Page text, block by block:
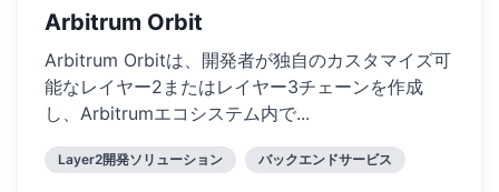
Arbitrum Orbit
Arbitrum Orbitは、開発者が独自のカスタマイズ可
能なレイヤー2またはレイヤー3チェーンを作成
し、Arbitrumエコシステム内で...
Layer2開発ソリューション バックエンドサービス